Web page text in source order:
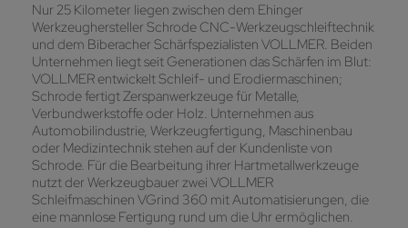
Nur 25 Kilometer liegen zwischen dem Ehinger
Werkzeughersteller Schrode CNC-Werkzeugschleiftechnik
und dem Biberacher Schärfspezialisten VOLLMER. Beiden
Unternehmen liegt seit Generationen das Schärfen im Blut:
VOLLMER entwickelt Schleif- und Erodiermaschinen;
Schrode fertigt Zerspanwerkzeuge für Metalle,
Verbundwerkstoffe oder Holz. Unternehmen aus
Automobilindustrie, Werkzeugfertigung, Maschinenbau
oder Medizintechnik stehen auf der Kundenliste von
Schrode. Für die Bearbeitung ihrer Hartmetallwerkzeuge
nutzt der Werkzeugbauer zwei VOLLMER
Schleifmaschinen VGrind 360 mit Automatisierungen, die
eine mannlose Fertigung rund um die Uhr ermöglichen.